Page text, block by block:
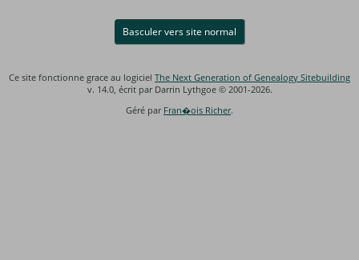
Basculer vers site normal
Ce site fonctionne grace au logiciel The Next Generation of Genealogy Sitebuilding
v. 14.0, écrit par Darrin Lythgoe © 2001-2026.
Géré par Fran�ois Richer.